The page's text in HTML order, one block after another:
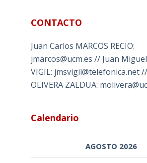
CONTACTO
Juan Carlos MARCOS RECIO:
jmarcos@ucm.es // Juan
VIGIL: jmsvigil@telefonica.net
OLIVERA ZALDUA:
Calendario
AGOSTO 2026